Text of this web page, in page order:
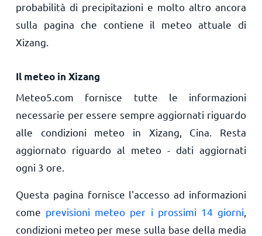
probabilità di precipitazioni e molto altro ancora
sulla pagina che contiene il meteo attuale di
Xizang.
Il meteo in Xizang
Meteo5.com fornisce tutte le informazioni
necessarie per essere sempre aggiornati riguardo
alle condizioni meteo in Xizang, Cina. Resta
aggiornato riguardo al meteo - dati aggiornati
ogni 3 ore.
Questa pagina fornisce l'accesso ad informazioni
come previsioni meteo per i prossimi 14 giorni
condizioni meteo per mese sulla base della media